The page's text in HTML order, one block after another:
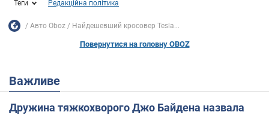
Теги Редакційна політика
Авто Oboz Найдешевший кросовер Tesla...
Повернутися на головну OBOZ
Важливе
Дружина тяжкохворого Джо Байдена назвала